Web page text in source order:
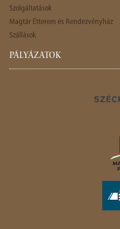
Szolgáltatások
Magtár Étterem és Rendezvényház
Szállások
PÁLYÁZATOK